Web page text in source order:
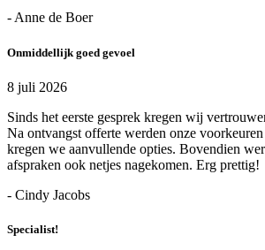
- Anne de Boer
Onmiddellijk goed gevoel
8 juli 2026
Sinds het eerste gesprek kregen wij
Na ontvangst offerte werden onze
kregen we aanvullende opties. Bovendien
afspraken ook netjes nagekomen. Erg prettig!
- Cindy Jacobs
Specialist!